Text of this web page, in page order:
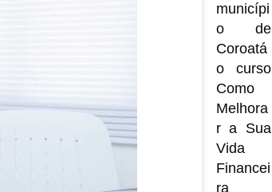
municípi
o de
Coroatá
o curso
Como
Melhora
r a Sua
Vida
Financei
ra